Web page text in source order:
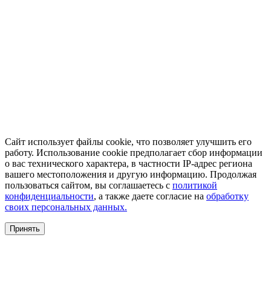
Сайт использует файлы cookie, что позволяет улучшить его
работу. Использование cookie предполагает сбор информации
о вас технического характера, в частности IP-адрес региона
вашего местоположения и другую информацию. Продолжая
пользоваться сайтом, вы соглашаетесь с политикой
конфиденциальности, а также даете согласие на обработку
своих персональных данных.
Принять